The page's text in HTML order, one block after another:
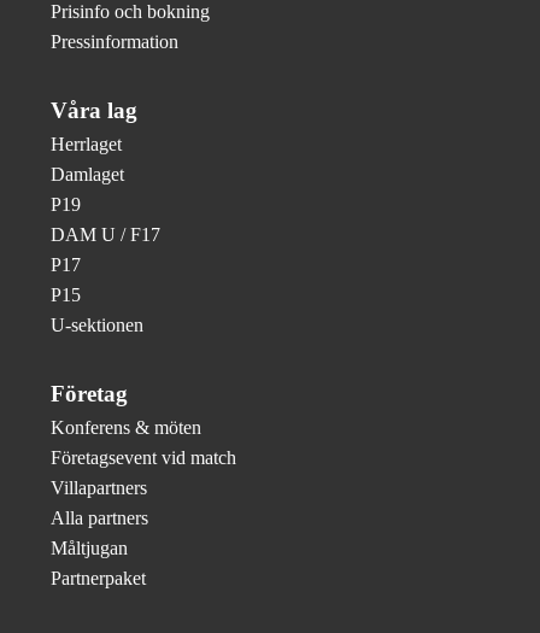
Prisinfo och bokning
Pressinformation
Våra lag
Herrlaget
Damlaget
P19
DAM U / F17
P17
P15
U-sektionen
Företag
Konferens & möten
Företagsevent vid match
Villapartners
Alla partners
Måltjugan
Partnerpaket